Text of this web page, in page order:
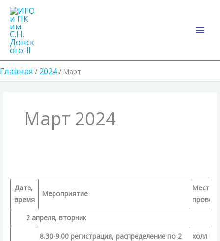
Перейти
содержимому
Главная 2024 Март
Март 2024
Дата,
время
Мероприятие
Место
2 апреля, вторник
8.30-9.00 регистрация, распределение по 2
холл
регионального
этапа
Всероссийского
профессионального
конкурса«Директор